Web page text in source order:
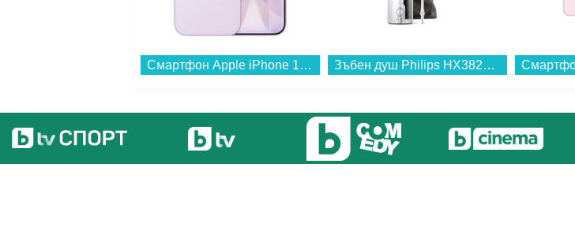
Смартфон Apple iPhone 17 256GB Lavender mg6m4 , 256 GB, 8 GB... Зъбен душ Philips HX3826/31 Sonicare , 250...